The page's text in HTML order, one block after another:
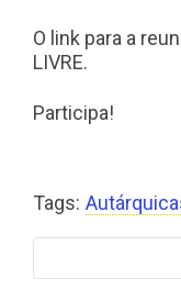
O link para a
LIVRE.
Participa!
Tags: